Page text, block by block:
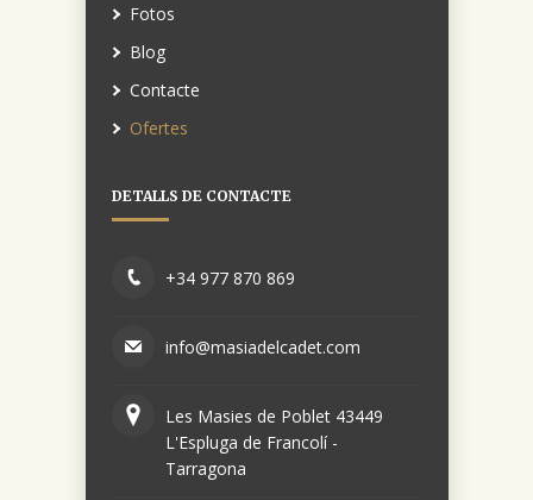
Fotos
Blog
Contacte
Ofertes
DETALLS DE CONTACTE
+34 977 870 869
info@masiadelcadet.com
Les Masies de Poblet 43449
L'Espluga de Francolí -
Tarragona